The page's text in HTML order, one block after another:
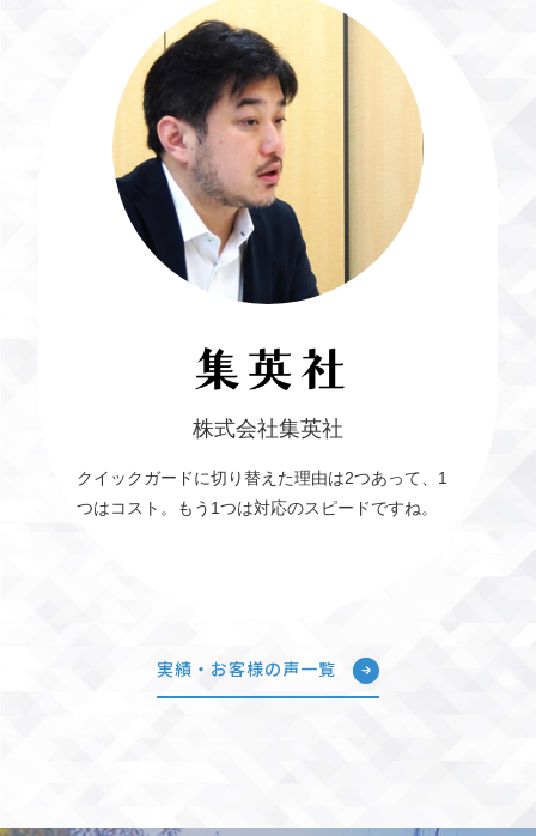
株式会社集英社
クイックガードに切り替えた理由は2つあって、1
つはコスト。もう1つは対応のスピードですね。
実績・お客様の声一覧